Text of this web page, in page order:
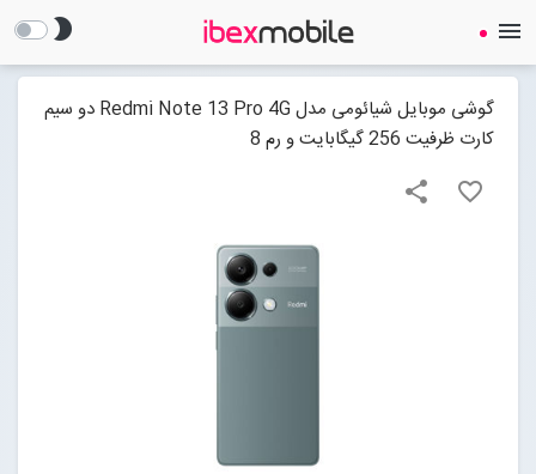
brightness_2 menu
گوشی موبایل شیائومی مدل Redmi Note 13 Pro 4G دو سیم
کارت ظرفیت 256 گیگابایت و رم 8
favorite_border
share